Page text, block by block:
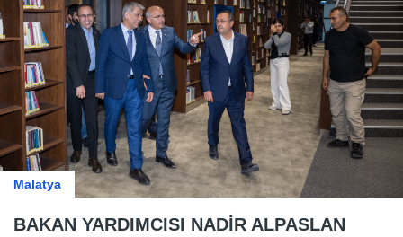
Malatya
BAKAN YARDIMCISI NADİR ALPASLAN